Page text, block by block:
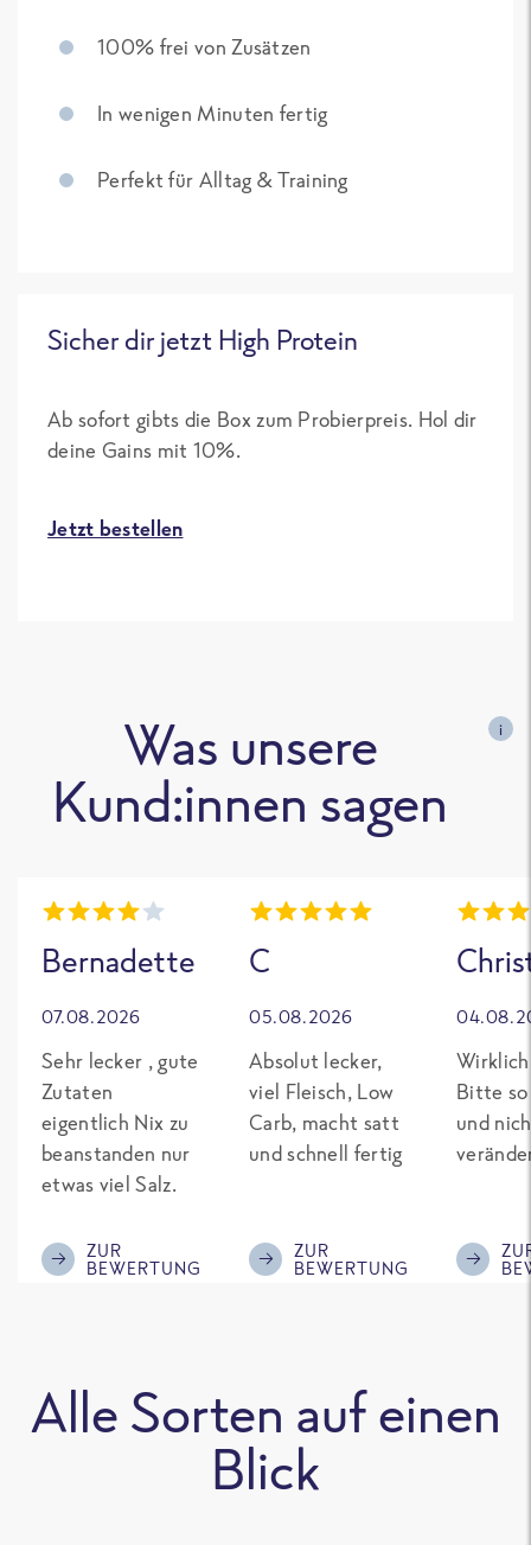
100% frei von Zusätzen
In wenigen Minuten fertig
Perfekt für Alltag & Training
Sicher dir jetzt High Protein
Ab sofort gibts die Box zum Probierpreis. Hol dir
deine Gains mit 10%.
Jetzt bestellen
Was unsere
Kund:innen sagen
i
Bernadette
07.08.2026
Sehr lecker , gute
Zutaten
eigentlich Nix zu
beanstanden nur
etwas viel Salz.
ZUR
BEWERTUNG
C
05.08.2026
Absolut lecker,
viel Fleisch, Low
Carb, macht satt
und schnell fertig
ZUR
BEWERTUNG
Bitte so
und
Alle Sorten auf einen
Blick